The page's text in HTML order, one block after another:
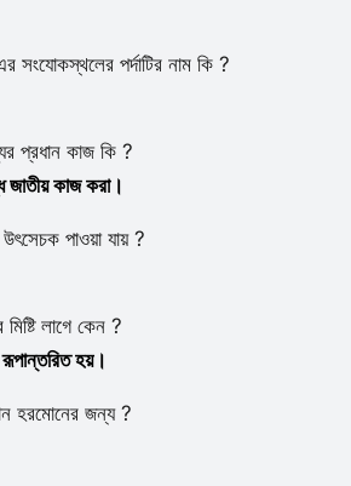
সংযোকস্থলের পর্দাটির নাম কি ?
প্রধান কাজ কি ?
জাতীয় কাজ করা।
পাওয়া যায় ?
লাগে কেন ?
রূপান্তরিত হয়।
হরমোনের জন্য ?